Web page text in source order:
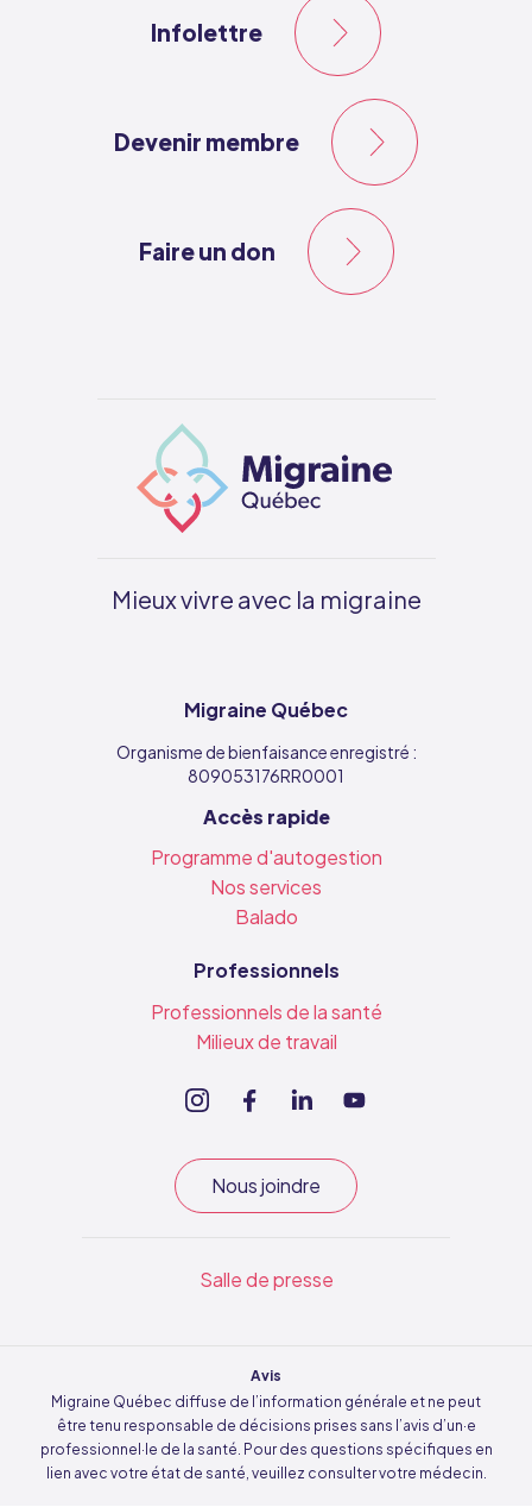
Infolettre
Devenir membre
Faire un don
Mieux vivre avec la migraine
Migraine Québec
Organisme de bienfaisance enregistré :
809053176RR0001
Accès rapide
Programme d'autogestion
Nos services
Balado
Professionnels
Professionnels de la santé
Milieux de travail
Nous joindre
Salle de presse
Avis
Migraine Québec diffuse de l’information générale et ne peut
être tenu responsable de décisions prises sans l’avis d’un·e
professionnel·le de la santé. Pour des questions spécifiques en
lien avec votre état de santé, veuillez consulter votre médecin.